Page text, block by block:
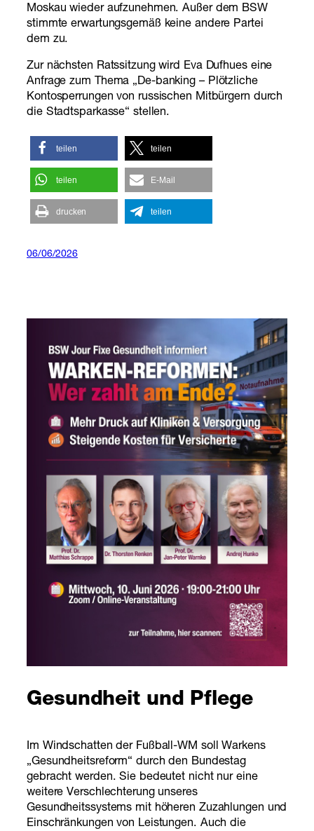
Moskau wieder aufzunehmen. Außer dem BSW
stimmte erwartungsgemäß keine andere Partei
dem zu.
Zur nächsten Ratssitzung wird Eva Dufhues eine
Anfrage zum Thema „De-banking – Plötzliche
Kontosperrungen von russischen Mitbürgern durch
die Stadtsparkasse“ stellen.
teilen teilen
teilen E-Mail
drucken teilen
06/06/2026
Gesundheit und Pflege
Im Windschatten der Fußball-WM soll Warkens
„Gesundheitsreform“ durch den Bundestag
gebracht werden. Sie bedeutet nicht nur eine
weitere Verschlechterung unseres
Gesundheitssystems mit höheren Zuzahlungen und
Einschränkungen von Leistungen. Auch die